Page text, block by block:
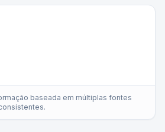
baseada em múltiplas fontes